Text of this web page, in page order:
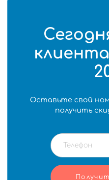
Оставьте свой
получить